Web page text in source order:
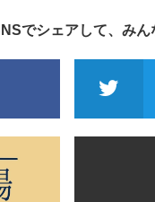
でシェアして、み